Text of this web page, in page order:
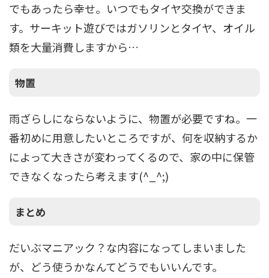
でもあったら幸せ。いつでもタイヤ交換ができま
す。サーキット遊びではガソリンとタイヤ、オイル
類を大量消費しますから…
物置
雨ざらしにならないように、物置が必要ですね。一
番初めに用意したいところですが、何を収納するか
によって大きさが変わってくるので、家の中に保管
できなくなったら考えます(^_^;)
まとめ
だいぶマニアック？な内容になってしまいました
が、どう使うかなんてどうでもいいんです。